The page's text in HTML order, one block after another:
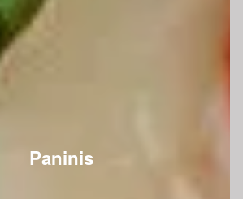
Paninis